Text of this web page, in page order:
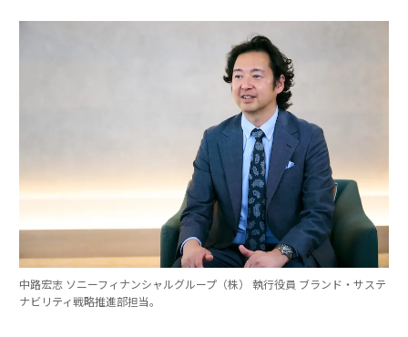
中路宏志 ソニーフィナンシャルグループ（株） 執行役員 ブランド・サステ
ナビリティ戦略推進部担当。